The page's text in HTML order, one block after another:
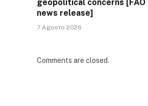
geopolitical concerns [FAO
news release]
7 Agosto 2026
Comments are closed.